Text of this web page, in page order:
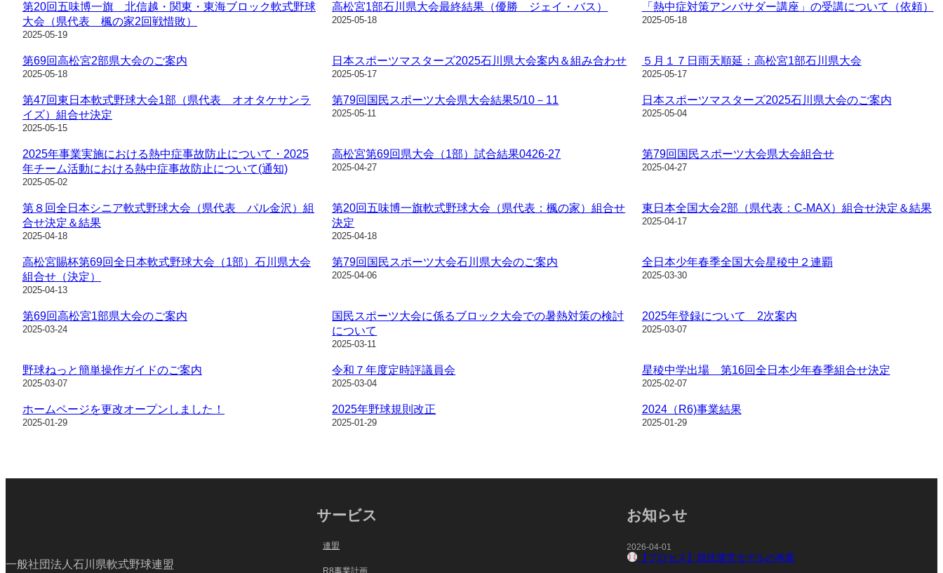
第20回五味博一旗 北信越・関東・東海ブロック軟式野球
大会（県代表 楓の家2回戦惜敗）
2025-05-19
高松宮1部石川県大会最終結果（優勝 ジェイ・バス）
2025-05-18
「熱中症対策アンバサダー講座」の受講について（依頼）
2025-05-18
第69回高松宮2部県大会のご案内
2025-05-18
日本スポーツマスターズ2025石川県大会案内＆組み合わせ
2025-05-17
５月１７日雨天順延：高松宮1部石川県大会
2025-05-17
第47回東日本軟式野球大会1部（県代表 オオタケサンラ
イズ）組合せ決定
2025-05-15
第79回国民スポーツ大会県大会結果5/10－11
2025-05-11
日本スポーツマスターズ2025石川県大会のご案内
2025-05-04
2025年事業実施における熱中症事故防止について・2025
年チーム活動における熱中症事故防止について(通知)
2025-05-02
高松宮第69回県大会（1部）試合結果0426-27
2025-04-27
第79回国民スポーツ大会県大会組合せ
2025-04-27
第８回全日本シニア軟式野球大会（県代表 パル金沢）組
合せ決定＆結果
2025-04-18
第20回五味博一旗軟式野球大会（県代表：楓の家）組合せ
決定
2025-04-18
東日本全国大会2部（県代表：C-MAX）組合せ決定＆結果
2025-04-17
高松宮賜杯第69回全日本軟式野球大会（1部）石川県大会
組合せ（決定）
2025-04-13
第79回国民スポーツ大会石川県大会のご案内
2025-04-06
全日本少年春季全国大会星稜中２連覇
2025-03-30
第69回高松宮1部県大会のご案内
2025-03-24
国民スポーツ大会に係るブロック大会での暑熱対策の検討
について
2025-03-11
2025年登録について 2次案内
2025-03-07
野球ねっと簡単操作ガイドのご案内
2025-03-07
令和７年度定時評議員会
2025-03-04
星稜中学出場 第16回全日本少年春季組合せ決定
2025-02-07
ホームページを更改オープンしました！
2025-01-29
2025年野球規則改正
2025-01-29
2024（R6)事業結果
2025-01-29
一般社団法人石川県軟式野球連盟
サービス
連盟
お知らせ
2026-04-01
【プロセス】競技運営モデルの考案